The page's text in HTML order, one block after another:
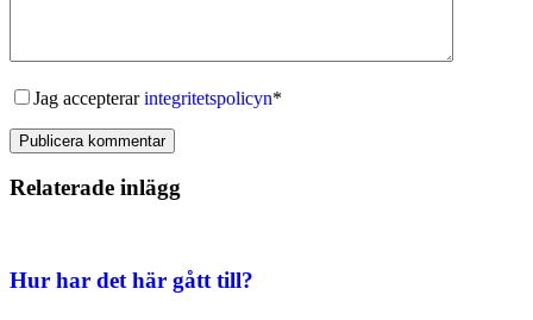
Jag accepterarintegritetspolicyn*
Publicera kommentar
Relaterade inlägg
Hur har det här gått till?